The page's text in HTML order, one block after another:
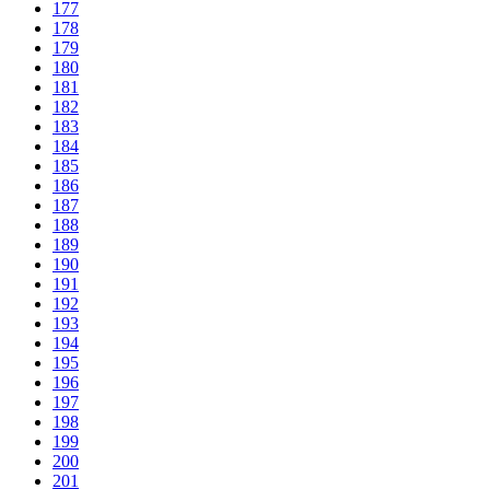
177
178
179
180
181
182
183
184
185
186
187
188
189
190
191
192
193
194
195
196
197
198
199
200
201